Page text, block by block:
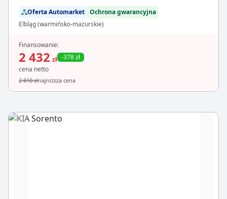
Oferta Automarket Ochrona gwarancyjna
Elbląg (warmińsko-mazurskie)
Finansowanie:
2 432 zł -378 zł
cena netto
2 810 złnajniższa cena